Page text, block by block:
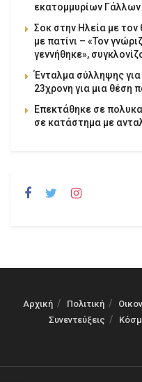
εκατομμυρίων Γάλλων
Σοκ στην Ηλεία με
με πατίνι – «Τον
γεννήθηκε»,
Ένταλμα σύλληψης
23χρονη για μια θέση
Επεκτάθηκε σε
σε κατάστημα με
Αρχική Πολιτική
Συνεντεύξεις